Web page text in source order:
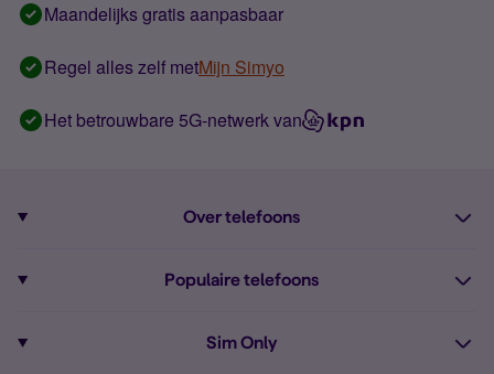
Maandelijks gratis aanpasbaar
Regel alles zelf metMijn Simyo
Het betrouwbare 5G-netwerk van
Over telefoons
Alle telefoons
Populaire telefoons
Sim Only